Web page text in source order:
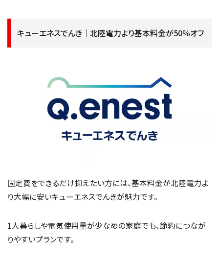
キューエネスでんき｜北陸電力より基本料金が50％オフ
固定費をできるだけ抑えたい方には、基本料金が北陸電力よ
り大幅に安いキューエネスでんきが魅力です。
1人暮らしや電気使用量が少なめの家庭でも、節約につなが
りやすいプランです。